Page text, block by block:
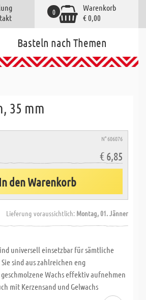
Warenkorb
€ 0,00
0
Basteln nach Themen
35 mm
N° 606076
€ 6,85
In den Warenkorb
Lieferung voraussichtlich: Montag, 01. Jänner
universell einsetzbar für sämtliche
sind aus zahlreichen eng
Wachs effektiv aufnehmen
mit Kerzensand und Gelwachs